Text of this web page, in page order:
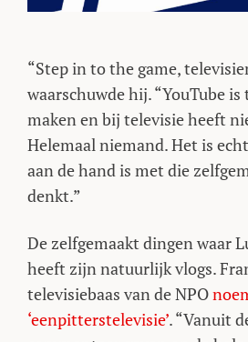
“Step in to the game,
waarschuwde hij. “YouTube
maken en bij televisie heeft
Helemaal niemand. Het is
aan de hand is met die
denkt.”
De zelfgemaakt dingen waar
heeft zijn natuurlijk vlogs.
televisiebaas van de NPO
‘eenpitterstelevisie’. “Vanuit